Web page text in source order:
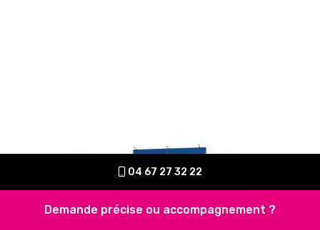
04 67 27 32 22
Demande précise ou accompagnement ?